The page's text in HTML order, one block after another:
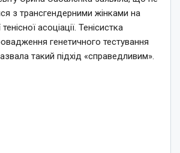
з трансгендерними жінками на
асоціації. Тенісистка
генетичного тестування
такий підхід «справедливим».